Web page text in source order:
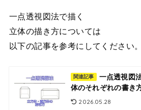
一点透視図法で描く
立体の描き方については
以下の記事を参考にしてください。
関連記事
一点透視図
体のそれぞれの書き
2026.05.28